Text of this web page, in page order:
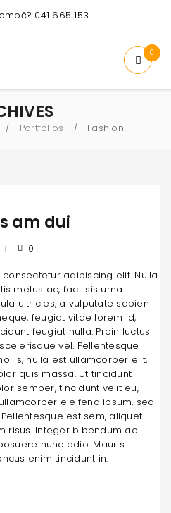
041 665 153
0
/ Portfolios / Fashion
am dui
0
adipiscing elit. Nulla
metus ac, facilisis urna.
ultricies, a vulputate sapien
feugiat vitae lorem id,
feugiat nulla. Proin luctus
vel. Pellentesque
nulla est ullamcorper elit,
quis massa. Ut tincidunt
semper, tincidunt velit eu,
eleifend ipsum, sed
est sem, aliquet
risus. Integer bibendum ac
nunc odio. Mauris
enim tincidunt in.